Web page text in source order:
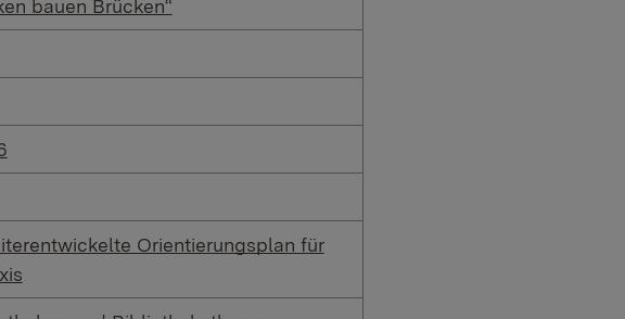
bauen Brücken“
Orientierungsplan für